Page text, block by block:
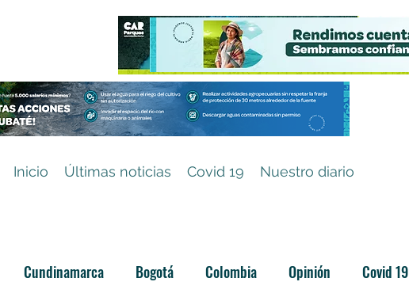
Inicio Últimas noticias Covid 19 Nuestro diario
Cundinamarca Bogotá Colombia Opinión Covid 19